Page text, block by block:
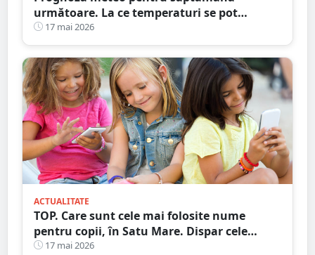
următoare. La ce temperaturi se pot
aștepta sătmărenii
17 mai 2026
ACTUALITATE
TOP. Care sunt cele mai folosite nume
pentru copii, în Satu Mare. Dispar cele
tradiționale
17 mai 2026